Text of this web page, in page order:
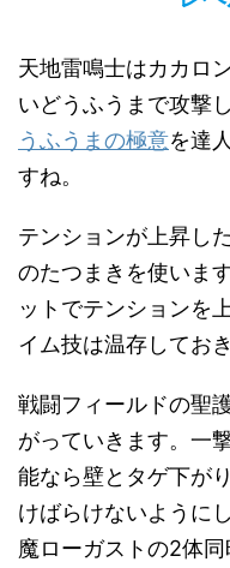
天地雷鳴士はカカロ
いどうふうまで攻撃
うふうまの極意を達
すね。
テンションが上昇し
のたつまきを使いま
ットでテンションを
イム技は温存してお
戦闘フィールドの聖
がっていきます。一
能なら壁とタゲ下が
けばらけないように
魔ローガストの2体